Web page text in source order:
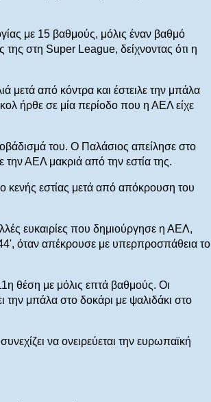
με 15 βαθμούς, μόλις έναν βαθμό
στη Super League, δείχνοντας ότι η
μετά από κόντρα και έστειλε την μπάλα
ήρθε σε μία περίοδο που η ΑΕΛ είχε
του. Ο Παλάσιος απείλησε στο
ΑΕΛ μακριά από την εστία της.
κενής εστίας μετά από απόκρουση του
ευκαιρίες που δημιούργησε η ΑΕΛ,
όταν απέκρουσε με υπερπροσπάθεια το
θέση με μόλις επτά βαθμούς. Οι
την μπάλα στο δοκάρι με ψαλιδάκι στο
να ονειρεύεται την ευρωπαϊκή